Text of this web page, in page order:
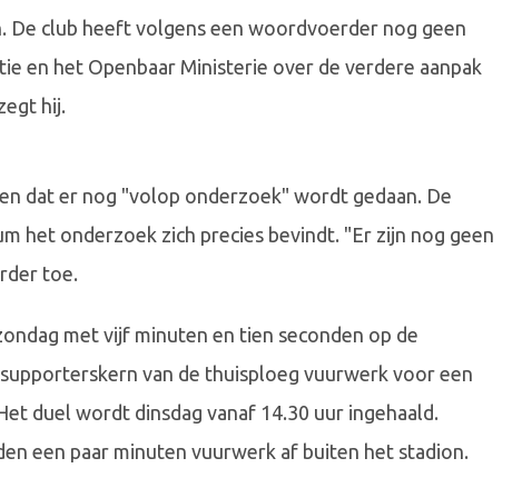
club heeft volgens een woordvoerder nog geen
en het Openbaar Ministerie over de verdere aanpak
hij.
dat er nog "volop onderzoek" wordt gedaan. De
het onderzoek zich precies bevindt. "Er zijn nog geen
toe.
met vijf minuten en tien seconden op de
van de thuisploeg vuurwerk voor een
duel wordt dinsdag vanaf 14.30 uur ingehaald.
een paar minuten vuurwerk af buiten het stadion.